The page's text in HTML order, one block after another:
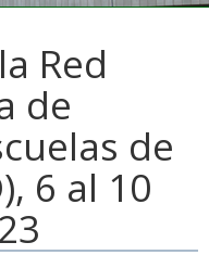
Red
de
de
6 al 10